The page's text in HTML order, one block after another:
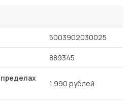
5003902030025
889345
1 990 рублей